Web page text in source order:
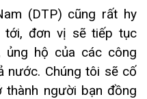
(DTP) cũng rất hy
tới, đơn vị sẽ tiếp tục
ủng hộ của các công
nước. Chúng tôi sẽ cố
người bạn đồng